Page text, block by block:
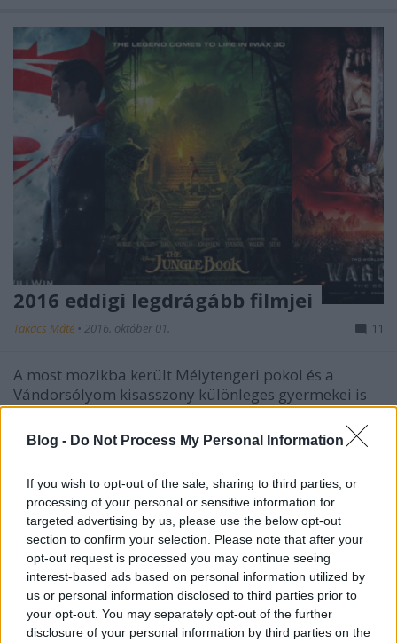
Blog - Do Not Process My Personal Information
If you wish to opt-out of the sale, sharing to third parties, or
processing of your personal or sensitive information for
targeted advertising by us, please use the below opt-out
section to confirm your selection. Please note that after your
opt-out request is processed you may continue seeing
interest-based ads based on personal information utilized by
us or personal information disclosed to third parties prior to
your opt-out. You may separately opt-out of the further
disclosure of your personal information by third parties on the
2016 eddigi legdrágább filmjei
Takács Máté • 2016. október 01. 11
A most mozikba került Mélytengeri pokol és a
Vándorsólyom kisasszony különleges gyermekei is
igen borsos árcédulát hordoz, ami szeptemberi-
októberi viszonylatokban nem sűrűn fordul elő.
Futhatnak a pénzükért, ahogy mondani szokás, ez
majd úgyis…